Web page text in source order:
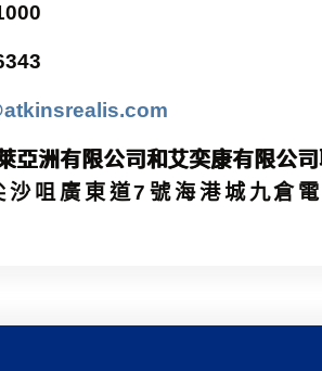
亞洲有限公司和艾奕康有限公
沙咀廣東道7號海港城九倉